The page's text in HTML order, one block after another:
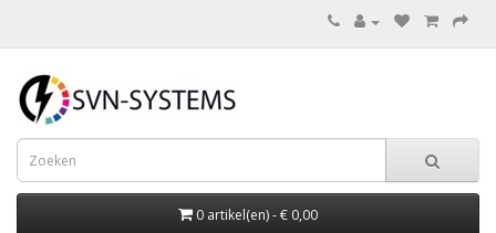
0 artikel(en) - € 0,00